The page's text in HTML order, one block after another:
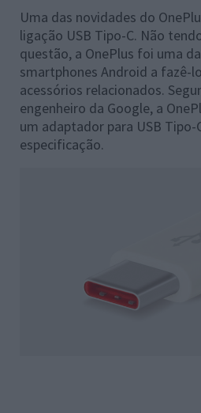
Uma das novidades do
ligação USB Tipo-C. Não
questão, a OnePlus foi uma
smartphones Android a fazê-
acessórios relacionados.
engenheiro da Google, a
um adaptador para USB Tipo-
especificação.